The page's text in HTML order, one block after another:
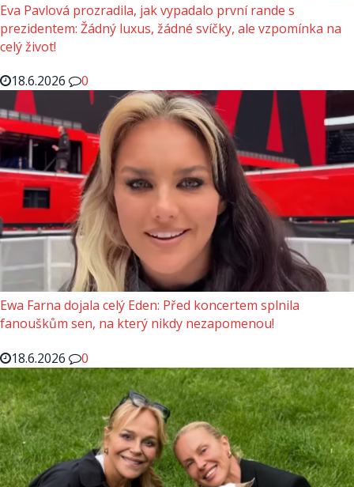
Eva Pavlová prozradila, jak vypadalo první rande s
prezidentem: Žádný luxus, žádné svíčky, ale vzpomínka na
celý život!
18.6.2026
0
Ewa Farna dojala celý Eden: Před koncertem splnila
fanouškům sen, na který nikdy nezapomenou!
18.6.2026
0